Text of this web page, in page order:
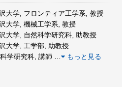
大学, フロンティア工学系, 教授
大学, 機械工学系, 教授
大学, 自然科学研究科, 助教授
大学, 工学部, 助教授
学研究科, 講師
もっと見る